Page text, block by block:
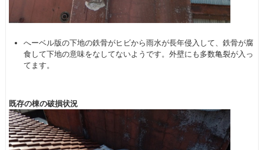
へーベル版の下地の鉄骨がヒビから雨水が長年侵入して、鉄骨が腐
食して下地の意味をなしてないようです。外壁にも多数亀裂が入っ
てます。
既存の棟の破損状況